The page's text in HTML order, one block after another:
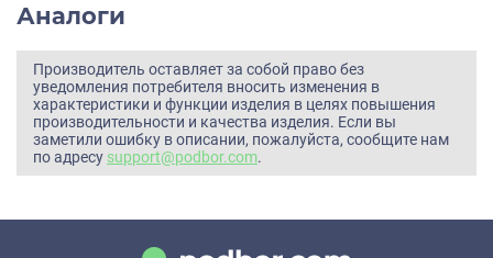
Аналоги
Производитель оставляет за собой право без
уведомления потребителя вносить изменения в
характеристики и функции изделия в целях повышения
производительности и качества изделия. Если вы
заметили ошибку в описании, пожалуйста, сообщите нам
по адресу support@podbor.com.